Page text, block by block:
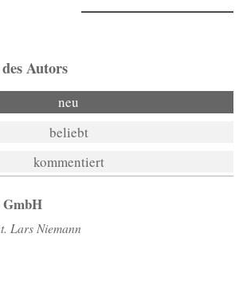
Autors
neu
beliebt
kommentiert
Lars Niemann